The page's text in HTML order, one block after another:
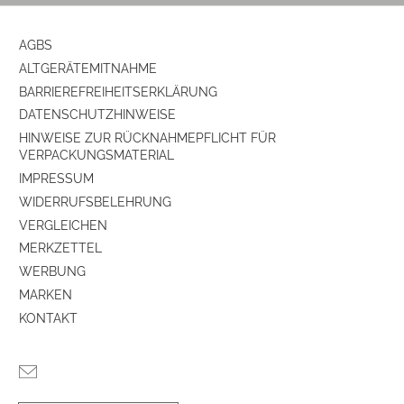
Ausstattung & Technik
Bauart Stereo-Lautsprecher
Kabel-Anschlüsse
Bi-Amping Anschlüsse
AGBS
ALTGERÄTEMITNAHME
BARRIEREFREIHEITSERKLÄRUNG
DATENSCHUTZHINWEISE
HINWEISE ZUR RÜCKNAHMEPFLICHT FÜR
VERPACKUNGSMATERIAL
IMPRESSUM
WIDERRUFSBELEHRUNG
VERGLEICHEN
MERKZETTEL
WERBUNG
MARKEN
KONTAKT